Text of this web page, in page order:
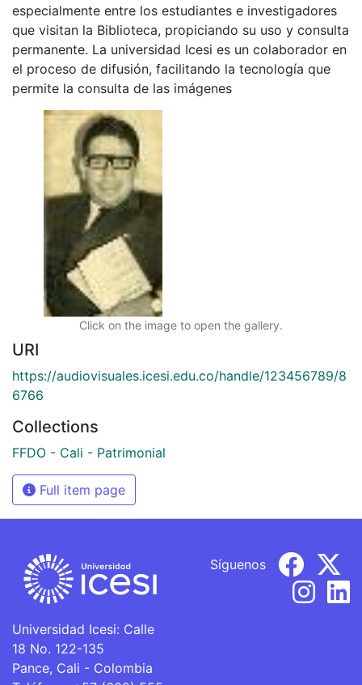
especialmente entre los estudiantes e investigadores
que visitan la Biblioteca, propiciando su uso y consulta
permanente. La universidad Icesi es un colaborador en
el proceso de difusión, facilitando la tecnología que
permite la consulta de las imágenes
Click on the image to open the gallery.
URI
https://audiovisuales.icesi.edu.co/handle/123456789/8
6766
Collections
FFDO - Cali - Patrimonial
Full item page
Universidad Icesi: Calle
18 No. 122-135
Pance, Cali - Colombia
Síguenos